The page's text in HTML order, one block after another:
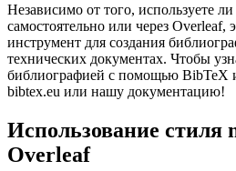
Независимо от того, используете
самостоятельно или через Overleaf,
инструмент для создания
технических документах. Чтобы
библиографией с помощью BibTeX
bibtex.eu или нашу документацию!
Использование стиля
Overleaf